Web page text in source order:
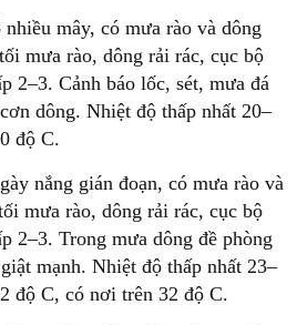
nhiều mây, có mưa rào và dông
mưa rào, dông rải rác, cục bộ
2–3. Cảnh báo lốc, sét, mưa đá
dông. Nhiệt độ thấp nhất 20–
độ C.
nắng gián đoạn, có mưa rào và
mưa rào, dông rải rác, cục bộ
2–3. Trong mưa dông đề phòng
mạnh. Nhiệt độ thấp nhất 23–
độ C, có nơi trên 32 độ C.